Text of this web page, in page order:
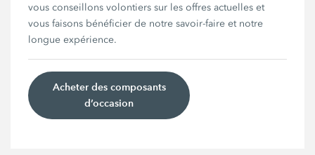
vous conseillons volontiers sur les offres actuelles et
vous faisons bénéficier de notre savoir-faire et notre
longue expérience.
Acheter des composants
d’occasion